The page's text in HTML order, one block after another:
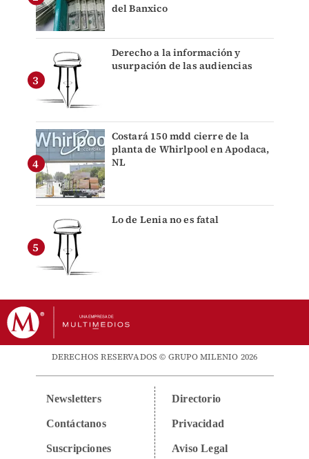
del Banxico
Derecho a la información y
usurpación de las audiencias
Costará 150 mdd cierre de la
planta de Whirlpool en Apodaca,
NL
Lo de Lenia no es fatal
DERECHOS RESERVADOS © GRUPO MILENIO 2026
Newsletters
Contáctanos
Suscripciones
Directorio
Privacidad
Aviso Legal